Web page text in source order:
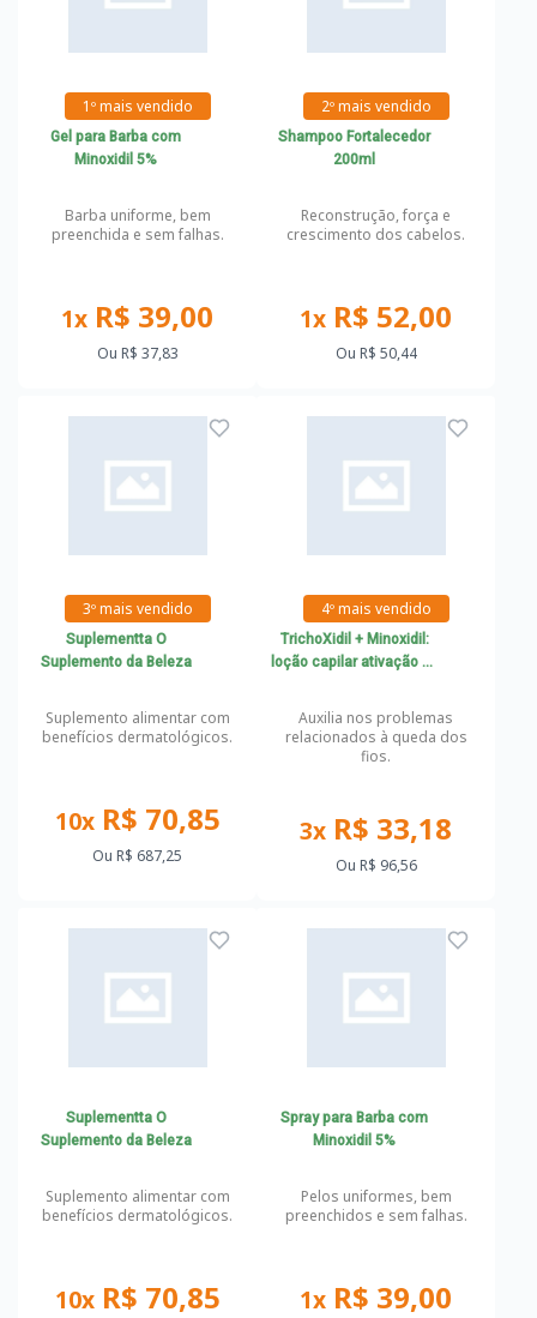
1º mais vendido
Gel para Barba com
Minoxidil 5%
Barba uniforme, bem
preenchida e sem falhas.
1x R$ 39,00
Ou R$ 37,83
2º mais vendido
Shampoo Fortalecedor
200ml
Reconstrução, força e
crescimento dos cabelos.
1x R$ 52,00
Ou R$ 50,44
3º mais vendido
Suplementta O
Suplemento da Beleza
Suplemento alimentar com
benefícios dermatológicos.
10xR$ 70,85
Ou R$ 687,25
4º mais vendido
TrichoXidil + Minoxidil:
loção capilar ativação de
Auxilia nos problemas
relacionados à queda dos
fios.
3x R$ 33,18
Ou R$ 96,56
Suplementta O
Suplemento da Beleza
Suplemento alimentar com
benefícios dermatológicos.
10xR$ 70,85
Spray para Barba com
Minoxidil 5%
Pelos uniformes, bem
preenchidos e sem falhas.
1x R$ 39,00